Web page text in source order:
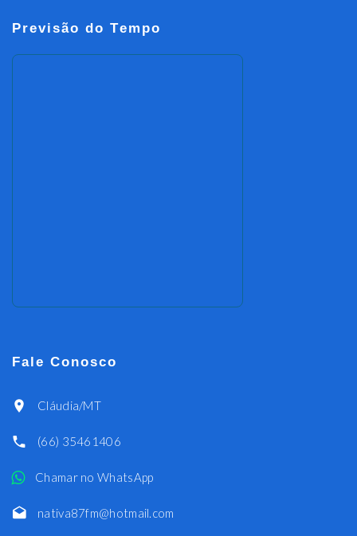
Previsão do Tempo
Fale Conosco
Cláudia/MT
(66) 35461406
Chamar no WhatsApp
nativa87fm@hotmail.com